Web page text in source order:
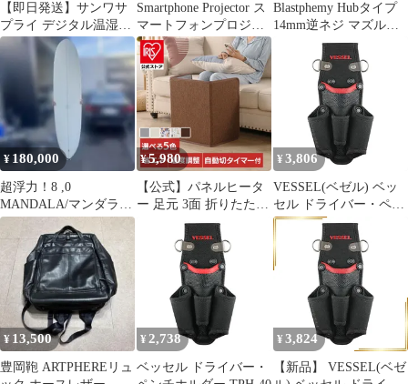
【即日発送】サンワサ
プライ デジタル温湿度
計 インフルエンザ&熱
中症表示付き(警告ブザ
ー設定機能付き) CHE-
TPHU2WN【AA】
Smartphone Projector ス
マートフォンプロジェ
クター
Blastphemy Hubタイプ
14mm逆ネジ マズルデ
バイス ABS製
¥ 180,000
超浮力！8 ,0
MANDALA/マンダラ
グランディスティーノ
TPH 中古！
¥5,980
【公式】パネルヒータ
ー 足元 3面 折りたたみ
遠赤外線 足元ヒーター
一人用ヒーター スポッ
ト ソファペット 暖房
こたつ 暖房器具 万通商
事 スモーキーグレー サ
ンドベージュ ノルディ
ック ノースウッズ セピ
アブラウン TPH-002S-
SG
¥ 3,806
VESSEL(ベゼル) ベッ
セル ドライバー・ペン
チホルダー 4本差し 電
ドラボールに最適 TPH-
40 1
¥ 13,500
豊岡鞄 ARTPHEREリュ
¥ 2,738
ベッセル ドライバー・
¥ 3,824
【新品】 VESSEL(ベゼ